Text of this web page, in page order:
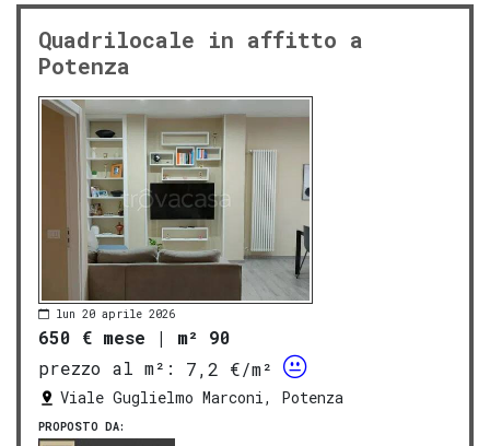
Quadrilocale in affitto a
Potenza
lun 20 aprile 2026
650 € mese | m² 90
prezzo al m²:
7,2 €/m²
Viale Guglielmo Marconi, Potenza
PROPOSTO DA: